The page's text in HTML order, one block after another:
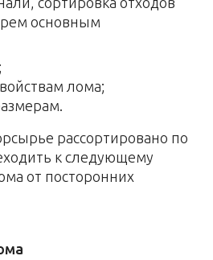
основным
лома;
рассортировано по
к следующему
от посторонних